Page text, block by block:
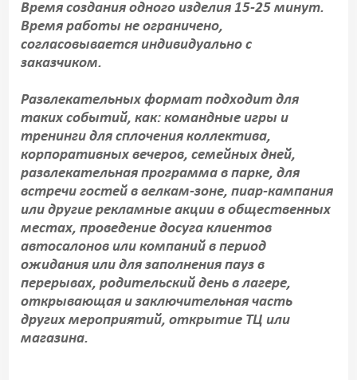
Время создания одного изделия 15-25 минут.
Время работы не ограничено,
согласовывается индивидуально с
заказчиком.
Развлекательных формат подходит для
таких событий, как: командные игры и
тренинги для сплочения коллектива,
корпоративных вечеров, семейных дней,
развлекательная программа в парке, для
встречи гостей в велкам-зоне, пиар-кампания
или другие рекламные акции в общественных
местах, проведение досуга клиентов
автосалонов или компаний в период
ожидания или для заполнения пауз в
перерывах, родительский день в лагере,
открывающая и заключительная часть
других мероприятий, открытие ТЦ или
магазина.